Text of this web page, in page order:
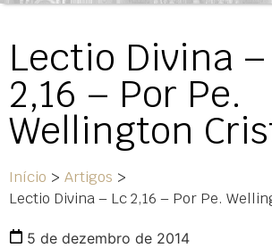
Lectio Divina
2,16 – Por Pe.
Wellington
Início > Artigos >
Lectio Divina – Lc 2,16 – Por Pe.
5 de dezembro de 2014